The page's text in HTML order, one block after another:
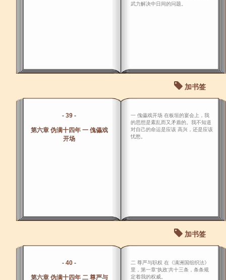
武力解决中日间的问题。
加书签
- 39 -
第六章 伪满十四年 一 傀儡戏
开场
一 傀儡戏开场 在板垣的宴会上，我
的思想是紊乱而又矛盾的。我不知道
对自己的命运是应该 高兴，还是应该
忧愁。
加书签
- 40 -
第六章 伪满十四年 二 尊严与
二 尊严与职权 在《满洲国组织法》
里，第一章“执政’共十三条，条条规
定着我的权威。